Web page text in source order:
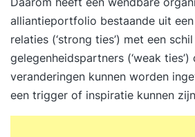
Telfort, Wolters Kluwer, Railion
Tata Steel Group, SEO, Van
Agrifirm, Gas Unie, Eneco, NS,
Growth Tribe, Wabtec, Reddata,
Belastingdienst, Interpolis,
Doktersonline, Superbrave,
Group, Ministerie van
alliantieportfolio bestaande uit
relaties (‘strong ties’) met een
gelegenheidspartners (‘weak ties’)
veranderingen kunnen worden
een trigger of inspiratie kunnen